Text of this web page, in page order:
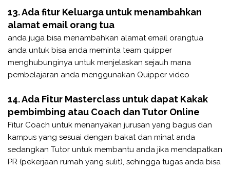
13. Ada fitur Keluarga untuk menambahkan
alamat email orang tua
anda juga bisa menambahkan alamat email orangtua
anda untuk bisa anda meminta team quipper
menghubunginya untuk menjelaskan sejauh mana
pembelajaran anda menggunakan Quipper video
14. Ada Fitur Masterclass untuk dapat Kakak
pembimbing atau Coach dan Tutor Online
Fitur Coach untuk menanyakan jurusan yang bagus dan
kampus yang sesuai dengan bakat dan minat anda
sedangkan Tutor untuk membantu anda jika mendapatkan
PR (pekerjaan rumah yang sulit), sehingga tugas anda bisa